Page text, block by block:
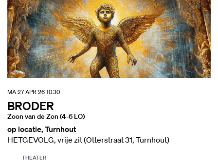
BRODER
Zoon van de Zon (4-6 LO)
MA 27 APR 2610.30
op locatie, Turnhout
HETGEVOLG, vrije zit (Otterstraat 31, Turnhout)
THEATER